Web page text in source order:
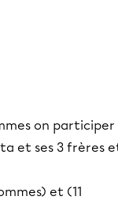
on participer
et ses 3 frères
et (11